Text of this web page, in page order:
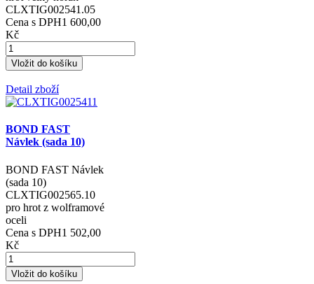
CLXTIG002541.05
Cena s DPH1 600,00
Kč
Detail zboží
BOND FAST
Návlek (sada 10)
BOND FAST Návlek
(sada 10)
CLXTIG002565.10
pro hrot z wolframové
oceli
Cena s DPH1 502,00
Kč